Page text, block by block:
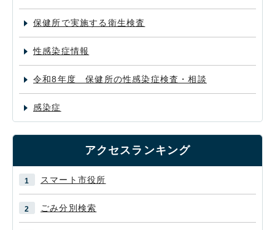
保健所で実施する衛生検査
性感染症情報
令和8年度 保健所の性感染症検査・相談
感染症
アクセスランキング
スマート市役所
ごみ分別検索